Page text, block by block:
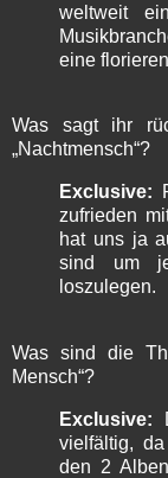
weltweit
eine
Was sagt ihr
„Nachtmensch“?
Exclusive:
zufrieden
hat uns ja
sind um
loszulegen.
Was sind die
Mensch“?
Exclusive:
vielfältig,
den 2